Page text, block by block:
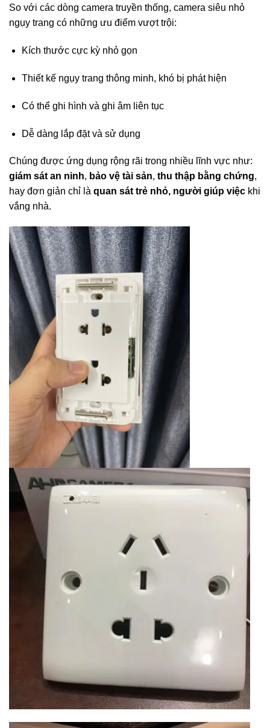
So với các dòng camera truyền thống, camera siêu nhỏ
ngụy trang có những ưu điểm vượt trội:
Kích thước cực kỳ nhỏ gọn
Thiết kế ngụy trang thông minh, khó bị phát hiện
Có thể ghi hình và ghi âm liên tục
Dễ dàng lắp đặt và sử dụng
Chúng được ứng dụng rộng rãi trong nhiều lĩnh vực như:
giám sát an ninh, bảo vệ tài sản, thu thập bằng chứng,
hay đơn giản chỉ là quan sát trẻ nhỏ, người giúp việc khi
vắng nhà.